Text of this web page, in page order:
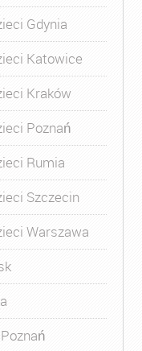
Gdynia
Katowice
Kraków
Poznań
Rumia
Szczecin
Warszawa